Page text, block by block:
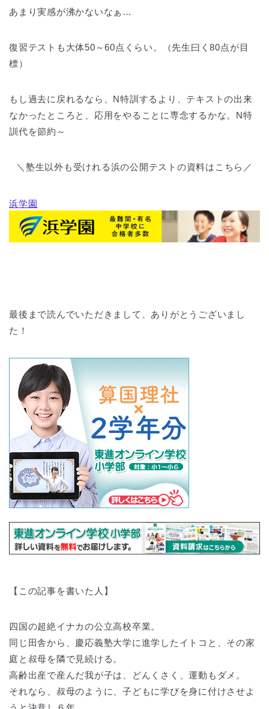
あまり実感が沸かないなぁ…
復習テストも大体50～60点くらい。（先生曰く80点が目
標）
もし過去に戻れるなら、N特訓するより、テキストの出来
なかったところと、応用をやることに専念するかな。N特
訓代を節約～
＼塾生以外も受けれる浜の公開テストの資料はこちら／
浜学園
最後まで読んでいただきまして、ありがとうございまし
た！
【この記事を書いた人】
四国の超絶イナカの公立高校卒業。
同じ田舎から、慶応義塾大学に進学したイトコと、その家
庭と叔母を隣で見続ける。
高齢出産で産んだ我が子は、どんくさく、運動もダメ。
それなら、叔母のように、子どもに学びを身に付けさせよ